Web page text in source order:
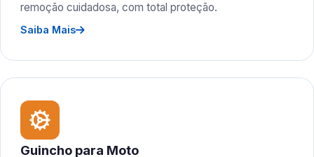
remoção cuidadosa, com total proteção.
Saiba Mais
Guincho para Moto